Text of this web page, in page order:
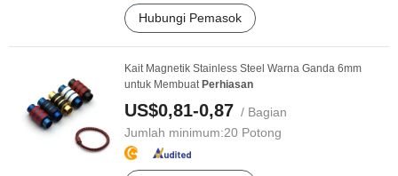
Hubungi Pemasok
Kait Magnetik Stainless Steel Warna Ganda 6mm
untuk Membuat Perhiasan
US$0,81-0,87 / Bagian
Jumlah minimum:20 Potong